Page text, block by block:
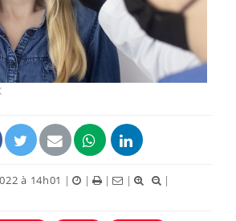
à 14h01 | | | |
|